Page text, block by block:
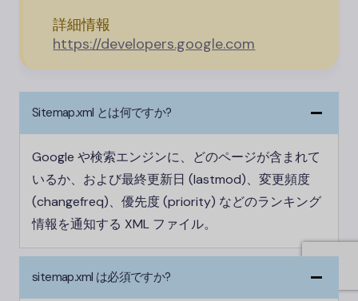
詳細情報
https://developers.google.com
Sitemap.xml とは何ですか?
Google や検索エンジンに、どのページが含まれて
いるか、および最終更新日 (lastmod)、変更頻度
(changefreq)、優先度 (priority) などのランキング
情報を通知する XML ファイル。
sitemap.xml は必須ですか?